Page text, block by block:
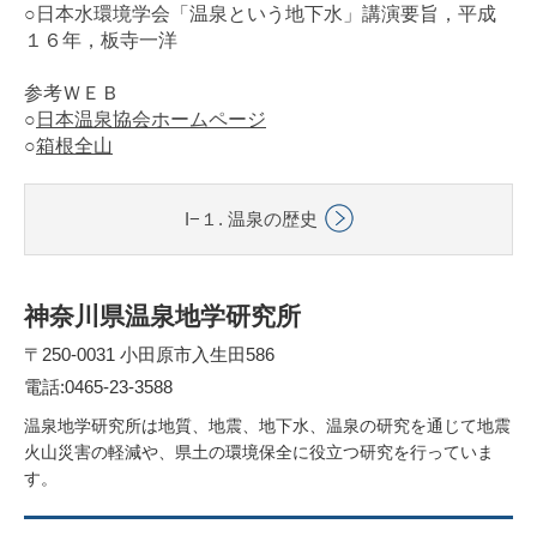
○日本水環境学会「温泉という地下水」講演要旨，平成
１６年，板寺一洋
参考ＷＥＢ
○ 日本温泉協会ホームページ
○箱根全山
I−１. 温泉の歴史
神奈川県温泉地学研究所
〒250-0031 小田原市入生田586
電話:0465-23-3588
温泉地学研究所は地質、地震、地下水、温泉の研究を通じて地震
火山災害の軽減や、県土の環境保全に役立つ研究を行っていま
す。